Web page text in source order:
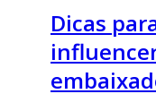
Dicas